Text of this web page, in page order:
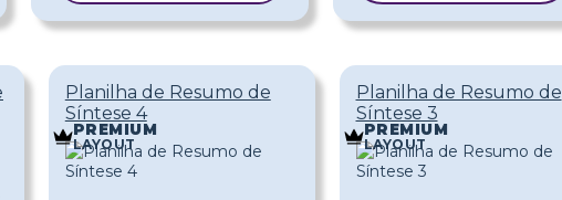
Planilha de Resumo de
Síntese 4
PREMIUM
LAYOUT
Planilha de Resumo de
Síntese 3
PREMIUM
LAYOUT